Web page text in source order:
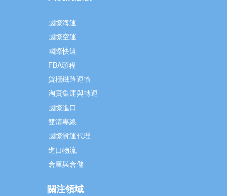
國際海運
國際空運
國際快遞
FBA頭程
貨櫃鐵路運輸
淘寶集運與轉運
國際進口
雙清專線
國際貨運代理
進口物流
倉庫與倉儲
關注領域